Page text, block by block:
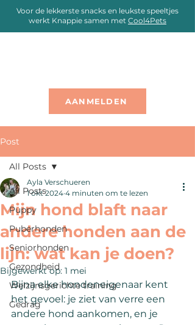
Voor de lekkerste snacks en leukste speeltjes
werkt Knappie samen met Cool4Pets
AANMELDEN
Post
All Posts
Puppy
Puberhonden
Seniorhonden
Gezondheid
Welzijnsgerichte training
Gedrag
All Posts
Mijn hond blaft naar
andere honden aan de
lijn: wat kan je doen?
Ayla Verschueren
1 okt 2024 4 minuten om te lezen
Bijgewerkt op: 1 mei
Bijna elke hondeneigenaar kent
het gevoel: je ziet van verre een
andere hond aankomen, en je